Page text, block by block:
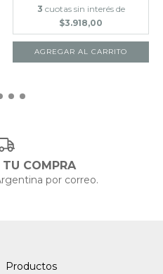
3 cuotas sin interés de
$3.918,00
TU COMPRA
por correo.
Productos